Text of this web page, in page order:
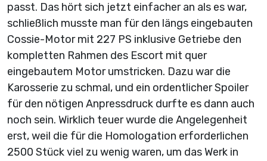
passt. Das hört sich jetzt einfacher an als es war,
schließlich musste man für den längs eingebauten
Cossie-Motor mit 227 PS inklusive Getriebe den
kompletten Rahmen des Escort mit quer
eingebautem Motor umstricken. Dazu war die
Karosserie zu schmal, und ein ordentlicher Spoiler
für den nötigen Anpressdruck durfte es dann auch
noch sein. Wirklich teuer wurde die Angelegenheit
erst, weil die für die Homologation erforderlichen
2500 Stück viel zu wenig waren, um das Werk in